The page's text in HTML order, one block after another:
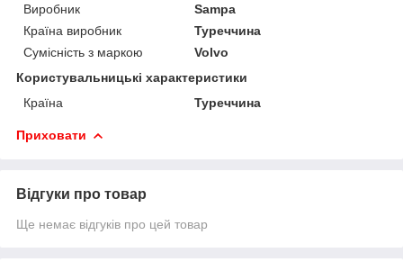
Виробник
Sampa
Країна виробник
Туреччина
Сумісність з маркою
Volvo
Користувальницькі характеристики
Країна
Туреччина
Приховати
Відгуки про товар
Ще немає відгуків про цей товар